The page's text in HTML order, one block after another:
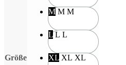
Größe
M M M
L L L
XL XL XL